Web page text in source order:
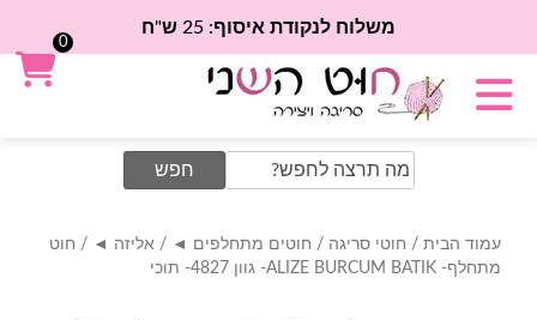
משלוח לנקודת איסוף: 25 ש"ח
Search
for:
עמוד הבית / חוטי סריגה / חוטים מתחלפים ◄ / אליזה ◄ / חוט
מתחלף- ALIZE BURCUM BATIK- גוון 4827- תוכי
0